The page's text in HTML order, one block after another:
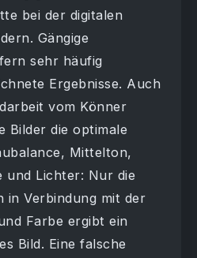
bei der digitalen
Gängige
sehr häufig
Ergebnisse. Auch
vom Könner
Bilder die optimale
Mittelton,
und Lichter: Nur die
in Verbindung mit der
Farbe ergibt ein
Bild. Eine falsche